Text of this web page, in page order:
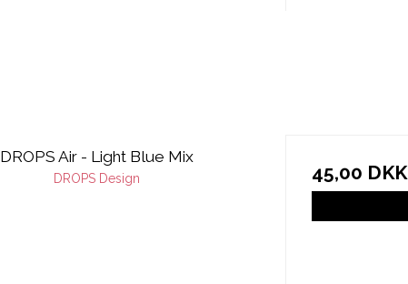
DROPS Air - Light Blue Mix
DROPS Design 45,00 DKK